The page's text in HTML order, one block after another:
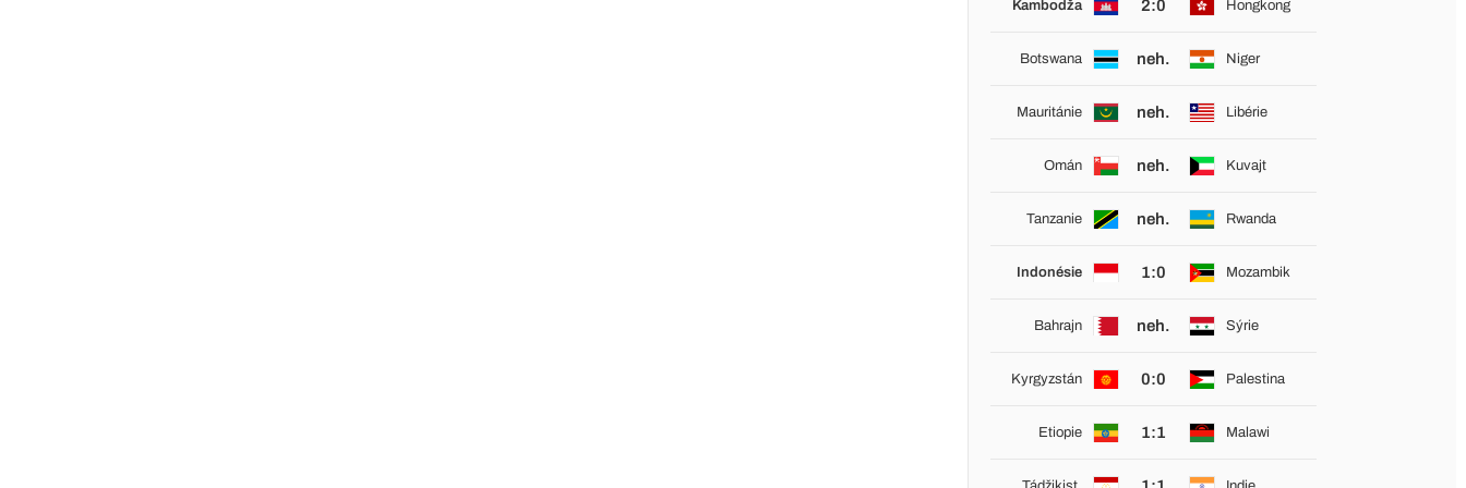
Kambodža 2:0 Hongkong
Botswana neh. Niger
Mauritánie neh. Libérie
Omán neh. Kuvajt
Tanzanie neh. Rwanda
Indonésie 1:0 Mozambik
Bahrajn neh. Sýrie
Kyrgyzstán 0:0 Palestina
Etiopie 1:1 Malawi